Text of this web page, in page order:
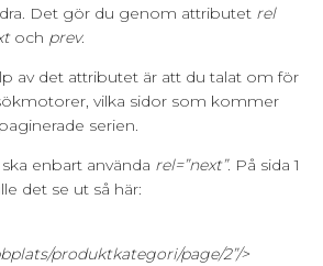
Det gör du genom attributet rel
och prev.
av det attributet är att du talat om för
vilka sidor som kommer
serien.
enbart använda rel=”next”. På sida 1
det se ut så här:
produktkategori/page/2”/>